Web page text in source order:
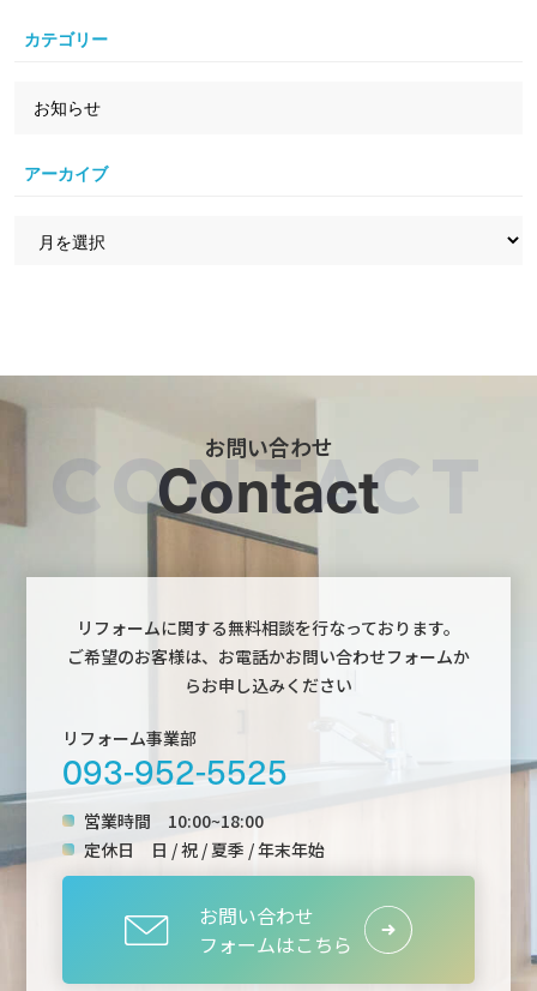
カテゴリー
お知らせ
アーカイブ
お問い合わせ
Contact
リフォームに関する無料相談を行なっております。
ご希望のお客様は、お電話かお問い合わせフォームか
らお申し込みください
リフォーム事業部
093-952-5525
営業時間 10:00~18:00
定休日
日 / 祝 / 夏季 / 年末年始
お問い合わせ
フォームはこちら